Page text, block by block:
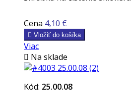
Cena 4,10 €
 Vložiť do košíka
Viac
 Na sklade
Kód: 25.00.08